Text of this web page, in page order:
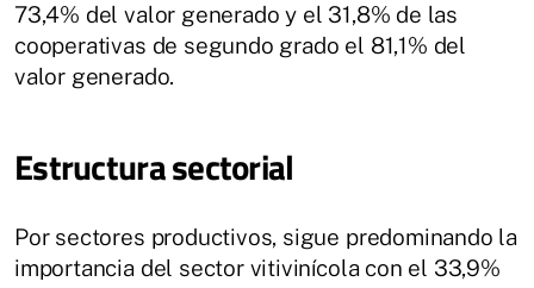
73,4% del valor generado y el 31,8% de las
cooperativas de segundo grado el 81,1% del
valor generado.
Estructura sectorial
Por sectores productivos, sigue predominando la
importancia del sector vitivinícola con el 33,9%